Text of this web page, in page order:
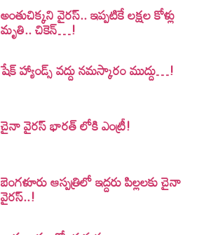
అంతుచిక్కని వైరస్.. ఇప్పటికే లక్షల కోళ్లు
మృతి.. చికెన్…!
షేక్ హ్యాండ్స్ వద్దు నమస్కారం ముద్దు…!
చైనా వైరస్ భారత్ లోకి ఎంట్రీ!
బెంగళూరు ఆస్పత్రిలో ఇద్దరు పిల్లలకు చైనా
వైరస్..!